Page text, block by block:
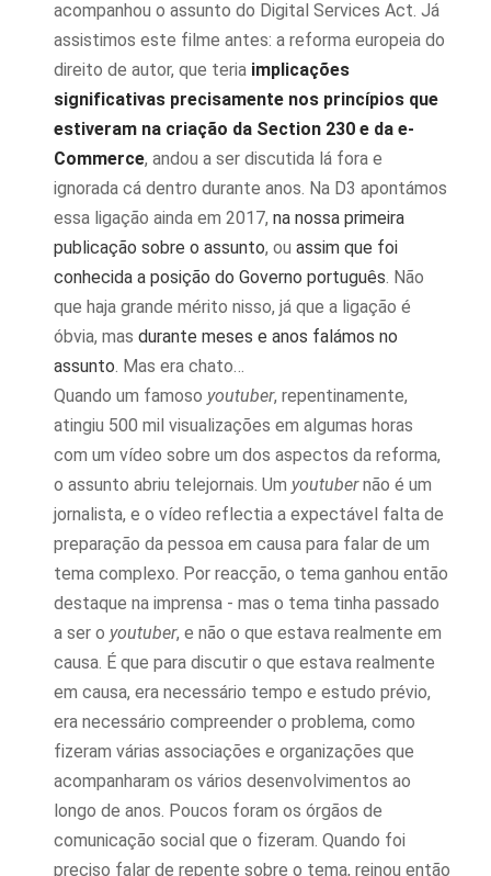
acompanhou o assunto do Digital Services Act. Já
assistimos este filme antes: a reforma europeia do
direito de autor, que teria implicações
significativas precisamente nos princípios que
estiveram na criação da Section 230 e da e-
Commerce, andou a ser discutida lá fora e
ignorada cá dentro durante anos. Na D3 apontámos
essa ligação ainda em 2017, na nossa primeira
publicação sobre o assunto, ou assim que foi
conhecida a posição do Governo português. Não
que haja grande mérito nisso, já que a ligação é
óbvia, mas durante meses e anos falámos no
assunto. Mas era chato…
Quando um famoso youtuber, repentinamente,
atingiu 500 mil visualizações em algumas horas
com um vídeo sobre um dos aspectos da reforma,
o assunto abriu telejornais. Um youtubernão é um
jornalista, e o vídeo reflectia a expectável falta de
preparação da pessoa em causa para falar de um
tema complexo. Por reacção, o tema ganhou então
destaque na imprensa - mas o tema tinha passado
a ser o youtuber, e não o que estava realmente em
causa. É que para discutir o que estava realmente
em causa, era necessário tempo e estudo prévio,
era necessário compreender o problema, como
fizeram várias associações e organizações que
acompanharam os vários desenvolvimentos ao
longo de anos. Poucos foram os órgãos de
comunicação social que o fizeram. Quando foi
preciso falar de repente sobre o tema, reinou então